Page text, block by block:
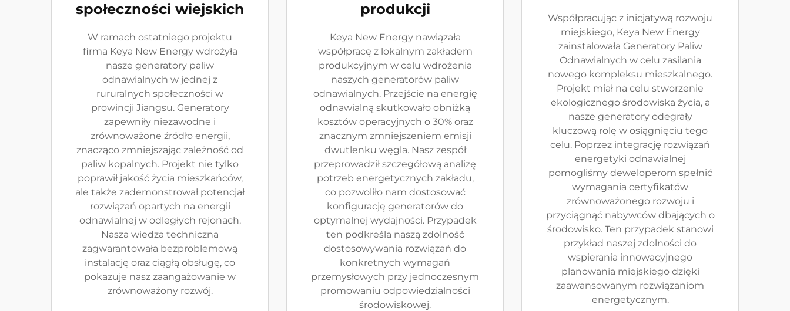
społeczności wiejskich
W ramach ostatniego projektu
firma Keya New Energy wdrożyła
nasze generatory paliw
odnawialnych w jednej z
rururalnych społeczności w
prowincji Jiangsu. Generatory
zapewniły niezawodne i
zrównoważone źródło energii,
znacząco zmniejszając zależność od
paliw kopalnych. Projekt nie tylko
poprawił jakość życia mieszkańców,
ale także zademonstrował potencjał
rozwiązań opartych na energii
odnawialnej w odległych rejonach.
Nasza wiedza techniczna
zagwarantowała bezproblemową
instalację oraz ciągłą obsługę, co
pokazuje nasz zaangażowanie w
zrównoważony rozwój.
produkcji
Keya New Energy nawiązała
współpracę z lokalnym zakładem
produkcyjnym w celu wdrożenia
naszych generatorów paliw
odnawialnych. Przejście na energię
odnawialną skutkowało obniżką
kosztów operacyjnych o 30% oraz
znacznym zmniejszeniem emisji
dwutlenku węgla. Nasz zespół
przeprowadził szczegółową analizę
potrzeb energetycznych zakładu,
co pozwoliło nam dostosować
konfigurację generatorów do
optymalnej wydajności. Przypadek
ten podkreśla naszą zdolność
dostosowywania rozwiązań do
konkretnych wymagań
przemysłowych przy jednoczesnym
promowaniu odpowiedzialności
środowiskowej.
Współpracując z inicjatywą rozwoju
miejskiego, Keya New Energy
zainstalowała Generatory Paliw
Odnawialnych w celu zasilania
nowego kompleksu mieszkalnego.
Projekt miał na celu stworzenie
ekologicznego środowiska życia, a
nasze generatory odegrały
kluczową rolę w osiągnięciu tego
celu. Poprzez integrację rozwiązań
energetyki odnawialnej
pomogliśmy deweloperom spełnić
wymagania certyfikatów
zrównoważonego rozwoju i
przyciągnąć nabywców dbających o
środowisko. Ten przypadek stanowi
przykład naszej zdolności do
wspierania innowacyjnego
planowania miejskiego dzięki
zaawansowanym rozwiązaniom
energetycznym.